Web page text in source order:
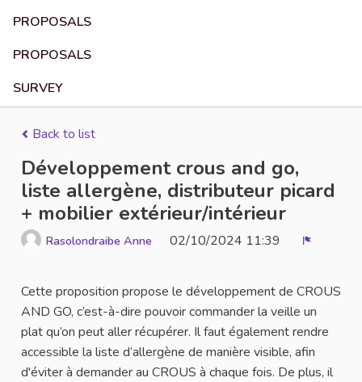
PROPOSALS
PROPOSALS
SURVEY
Back to list
Développement crous and go,
liste allergène, distributeur picard
+ mobilier extérieur/intérieur
Rasolondraibe Anne 02/10/2024 11:39
Cette proposition propose le développement de CROUS
AND GO, c’est-à-dire pouvoir commander la veille un
plat qu’on peut aller récupérer. Il faut également rendre
accessible la liste d’allergène de manière visible, afin
d'éviter à demander au CROUS à chaque fois. De plus, il